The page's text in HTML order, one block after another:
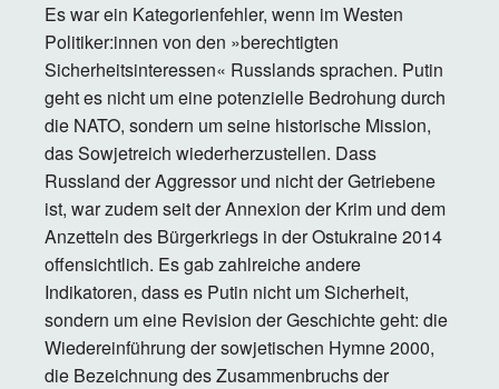
Es war ein Kategorienfehler, wenn im Westen
Politiker:innen von den »berechtigten
Sicherheitsinteressen« Russlands sprachen. Putin
geht es nicht um eine potenzielle Bedrohung durch
die NATO, sondern um seine historische Mission,
das Sowjetreich wiederherzustellen. Dass
Russland der Aggressor und nicht der Getriebene
ist, war zudem seit der Annexion der Krim und dem
Anzetteln des Bürgerkriegs in der Ostukraine 2014
offensichtlich. Es gab zahlreiche andere
Indikatoren, dass es Putin nicht um Sicherheit,
sondern um eine Revision der Geschichte geht: die
Wiedereinführung der sowjetischen Hymne 2000,
die Bezeichnung des Zusammenbruchs der